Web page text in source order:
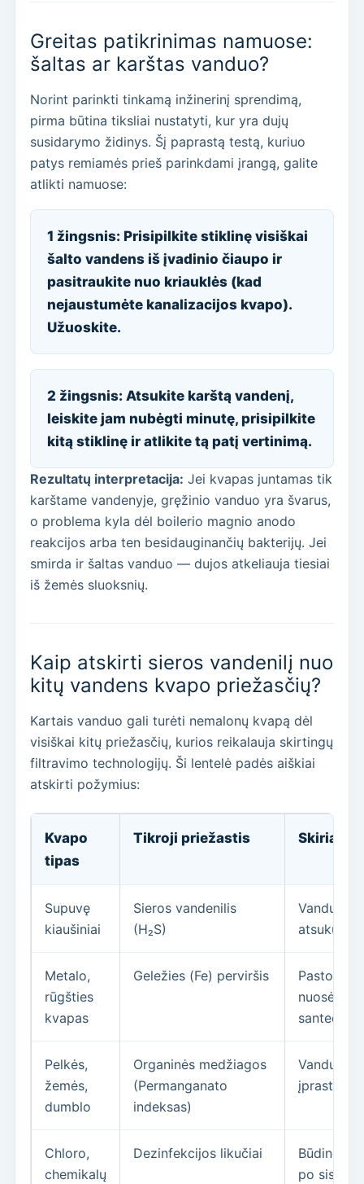
Greitas patikrinimas namuose:
šaltas ar karštas vanduo?
Norint parinkti tinkamą inžinerinį sprendimą,
pirma būtina tiksliai nustatyti, kur yra dujų
susidarymo židinys. Šį paprastą testą, kuriuo
patys remiamės prieš parinkdami įrangą, galite
atlikti namuose:
1 žingsnis: Prisipilkite stiklinę visiškai
šalto vandens iš įvadinio čiaupo ir
pasitraukite nuo kriauklės (kad
nejaustumėte kanalizacijos kvapo).
Užuoskite.
2 žingsnis: Atsukite karštą vandenį,
leiskite jam nubėgti minutę, prisipilkite
kitą stiklinę ir atlikite tą patį vertinimą.
Rezultatų interpretacija: Jei kvapas juntamas tik
karštame vandenyje, gręžinio vanduo yra švarus,
o problema kyla dėl boilerio magnio anodo
reakcijos arba ten besidauginančių bakterijų. Jei
smirda ir šaltas vanduo — dujos atkeliauja tiesiai
iš žemės sluoksnių.
Kaip atskirti sieros vandenilį nuo
kitų vandens kvapo priežasčių?
Kartais vanduo gali turėti nemalonų kvapą dėl
visiškai kitų priežasčių, kurios reikalauja skirtingų
filtravimo technologijų. Ši lentelė padės aiškiai
atskirti požymius:
Kvapo
tipas
Tikroji priežastis
Supuvę
kiaušiniai
Sieros vandenilis
(H₂S)
Vanduo
atsukus
Metalo,
rūgšties
kvapas
Geležies (Fe) perviršis
nuosėdų.
Pelkės,
žemės,
dumblo
Organinės medžiagos
(Permanganato
indeksas)
Vanduo
įprastais
Chloro,
chemikalų
Dezinfekcijos likučiai
Būdinga
po